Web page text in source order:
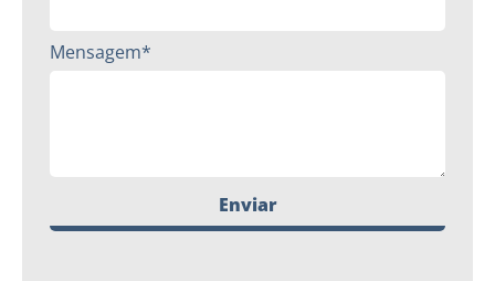
Mensagem*
Enviar